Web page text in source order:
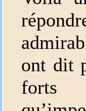
ont dit
forts